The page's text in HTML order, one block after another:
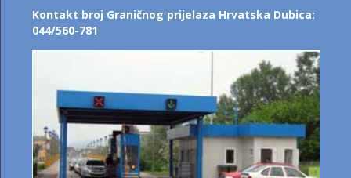
Kontakt broj Graničnog prijelaza Hrvatska Dubica:
044/560-781